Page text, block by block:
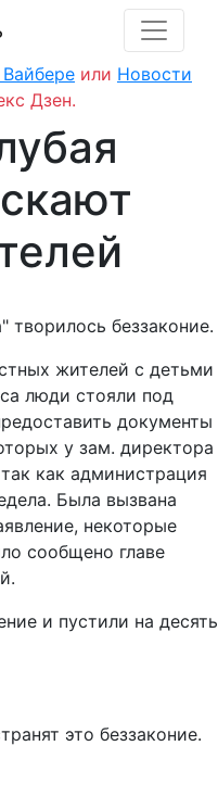
или Новости
Дзен.
творилось беззаконие.
жителей с детьми
люди стояли под
документы
у зам. директора
как администрация
Была вызвана
некоторые
сообщено главе
и пустили на десять
это беззаконие.